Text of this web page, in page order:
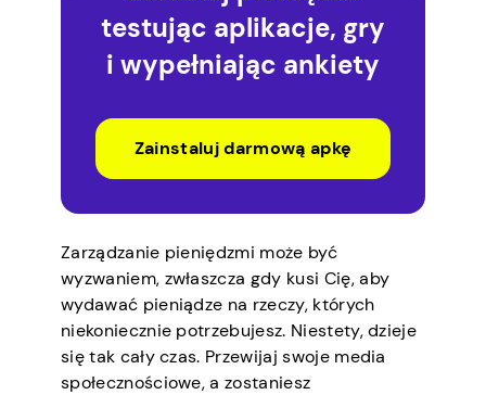
testując aplikacje, gry
i wypełniając ankiety
Zainstaluj darmową apkę
Zarządzanie pieniędzmi może być
wyzwaniem, zwłaszcza gdy kusi Cię, aby
wydawać pieniądze na rzeczy, których
niekoniecznie potrzebujesz. Niestety, dzieje
się tak cały czas. Przewijaj swoje media
społecznościowe, a zostaniesz